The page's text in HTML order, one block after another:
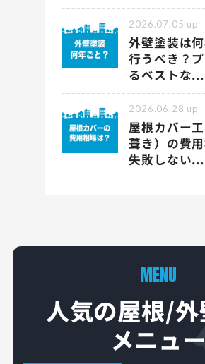
2026.07.05 up
外壁塗装は
行うべき？
るベストな...
2026.06.28 up
屋根カバー
葺き）の費
失敗しない...
MENU
人気の屋根/
メニュー